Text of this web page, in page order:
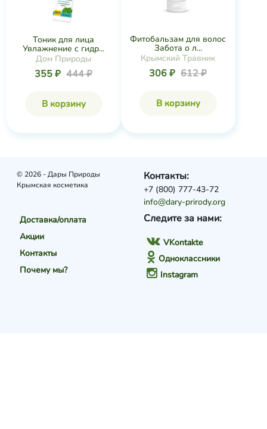
Тоник для лица
Увлажнение с гидр...
Дом Природы
355 ₽ 444 ₽
В корзину
Фитобальзам для волос
Забота о л...
Крымский Травник
306 ₽ 612 ₽
В корзину
© 2026 - Дары Природы
Крымская косметика
Доставка/оплата
Акции
Контакты
Почему мы?
Следите за нами:
VKontakte
Одноклассники
Instagram
Контакты:
+7 (800) 777-43-72
info@dary-prirody.org